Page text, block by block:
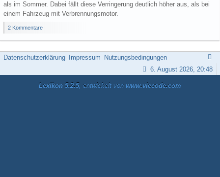
als im Sommer. Dabei fällt diese Verringerung deutlich höher aus, als bei
einem Fahrzeug mit Verbrennungsmotor.
2 Kommentare
Datenschutzerklärung Impressum
Nutzungsbedingungen
6. August 2026, 20:48
Lexikon 5.2.5, entwickelt von www.viecode.com